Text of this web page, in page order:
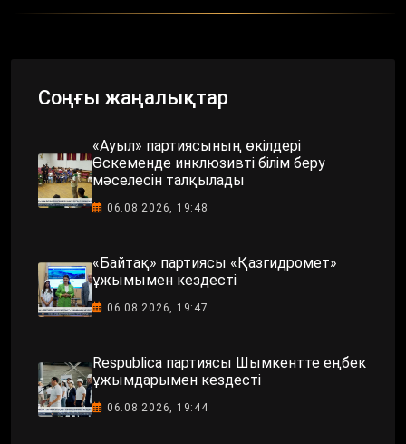
Соңғы жаңалықтар
«Ауыл» партиясының өкілдері
Өскеменде инклюзивті білім беру
мәселесін талқылады
06.08.2026, 19:48
«Байтақ» партиясы «Қазгидромет»
ұжымымен кездесті
06.08.2026, 19:47
Respublica партиясы Шымкентте еңбек
ұжымдарымен кездесті
06.08.2026, 19:44